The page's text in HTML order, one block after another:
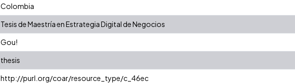
Colombia
Tesis de Maestría en Estrategia Digital de Negocios
Gou!
thesis
http://purl.org/coar/resource_type/c_46ec